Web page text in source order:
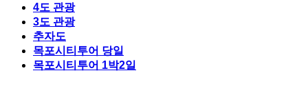
4도 관광
3도 관광
추자도
목포시티투어 당일
목포시티투어 1박2일